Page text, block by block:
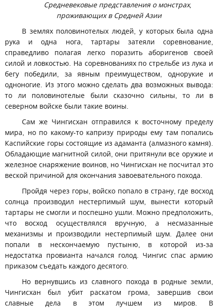
Средневековые представления о монстрах,
проживающих в Средней Азии
В землях половинотелых людей, у которых была одна
рука и одна нога, тартары затеяли соревнование,
справедливо полагая легко поразить аборигенов своей
силой и ловкостью. На соревнованиях по стрельбе из лука и
бегу победили, за явным преимуществом, однорукие и
одноногие. Из этого можно сделать два возможных вывода:
то ли половинотелые были сказочно сильны, то ли в
северном войске были такие воины.
Сам же Чингисхан отправился к восточному пределу
мира, но по какому-то капризу природы ему там попались
Каспийские горы состоящие из адаманта (алмазного камня).
Обладающие магнитной силой, они притянули все оружие и
железное снаряжение воинов, но Чингисхан не посчитал это
веской причиной для окончания завоевательного похода.
Пройдя через горы, войско попало в страну, где восход
солнца производил нестерпимый шум, вынести который
тартары не смогли и поспешно ушли. Можно предположить,
что восход осуществлялся вручную, а несмазанные
механизмы и производили нестерпимый шум. Далее они
попали в нескончаемую пустыню, в которой из-за
недостатка провианта начался голод. Чингис спас армию
приказом съедать каждого десятого.
Но вернувшись из славного похода в родные земли,
Чингисхан был убит раскатом грома, завершив свои
славные дела в этом лучшем из миров. В